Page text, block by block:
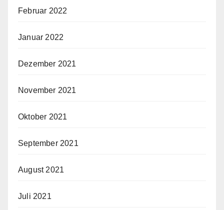
Februar 2022
Januar 2022
Dezember 2021
November 2021
Oktober 2021
September 2021
August 2021
Juli 2021